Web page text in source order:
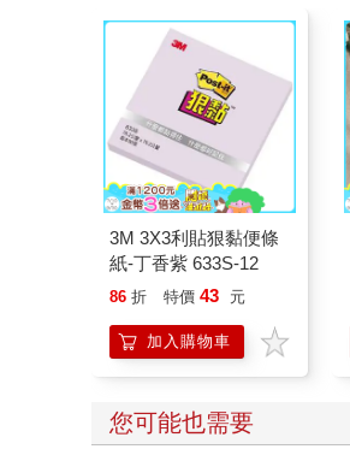
3M 3X3利貼狠黏便條
紙-丁香紫 633S-12
86 折 特價 43 元
加入購物車
您可能也需要